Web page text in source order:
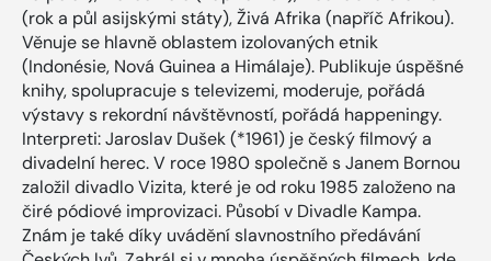
(rok a půl asijskými státy), Živá Afrika (napříč Afrikou).
Věnuje se hlavně oblastem izolovaných etnik
(Indonésie, Nová Guinea a Himálaje). Publikuje úspěšné
knihy, spolupracuje s televizemi, moderuje, pořádá
výstavy s rekordní návštěvností, pořádá happeningy.
Interpreti: Jaroslav Dušek (*1961) je český filmový a
divadelní herec. V roce 1980 společně s Janem Bornou
založil divadlo Vizita, které je od roku 1985 založeno na
čiré pódiové improvizaci. Působí v Divadle Kampa.
Znám je také díky uvádění slavnostního předávání